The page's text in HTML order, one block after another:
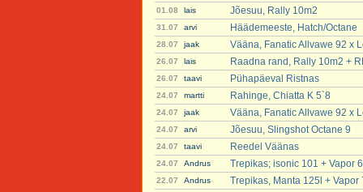
01.08 lais Jõesuu, Rally 10m2
31.07 arvi Häädemeeste, Hatch/Octane
28.07 jaak Vääna, Fanatic Allvawe 92 x
26.07 lais Raadna rand, Rally 10m2 +
26.07 taavi Pühapäeval Ristnas
24.07 martti Rahinge, Chiatta K 5`8
24.07 jaak Vääna, Fanatic Allvawe 92 x
24.07 arvi Jõesuu, Slingshot Octane 9
24.07 taavi Reedel Väänas
24.07 Andrus Trepikas; isonic 101 + Vapor
22.07 Andrus Trepikas, Manta 125l + Vapor